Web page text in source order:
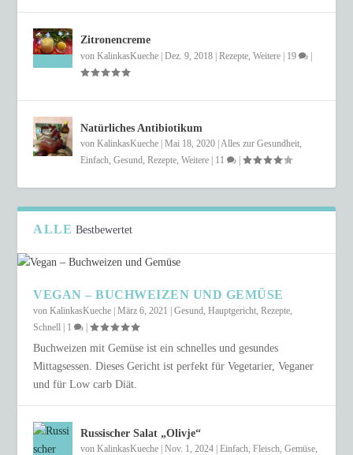
Zitronencreme
vonKalinkasKueche |Dez. 9, 2018 |Rezepte,Weitere 19
Natürliches Antibiotikum
vonKalinkasKueche |Mai 18, 2020 |Alles zur Gesundheit,
Einfach,Gesund,Rezepte,Weitere 11 |
ALLE Bestbewertet
VEGAN – BUCHWEIZEN UND GEMÜSE
vonKalinkasKueche |März 6, 2021 |Gesund,Hauptgericht,Rezepte,
Schnell
1 |
Buchweizen mit Gemüse ist ein schnelles und gesundes
Mittagsessen. Dieses Gericht ist perfekt für Vegetarier, Veganer
und für Low carb Diät.
Russischer Salat „Olivje“
vonKalinkasKueche |Nov. 1, 2024 |Einfach,Fleisch,Gemüse,